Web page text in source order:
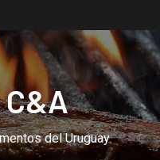
del Uruguay